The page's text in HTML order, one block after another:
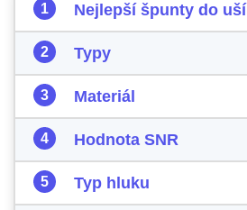
Nejlepší špunty do uší
Typy
Materiál
Hodnota SNR
Typ hluku